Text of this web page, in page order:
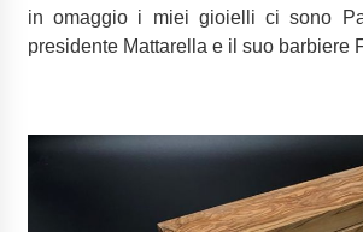
in omaggio i miei gioielli ci sono
presidente Mattarella e il suo barbiere